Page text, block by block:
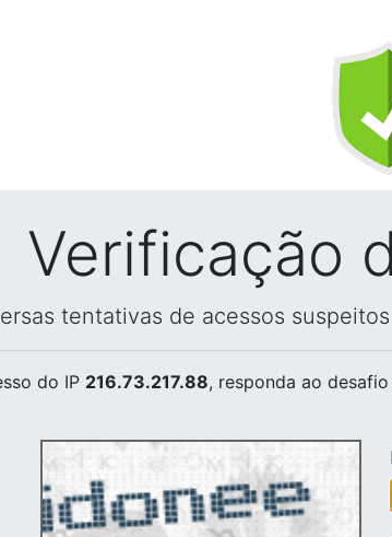
Verificação
tentativas de acessos
do IP 216.73.217.88, responda ao